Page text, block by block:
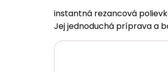
instantná rezancová
Jej jednoduchá príprava a